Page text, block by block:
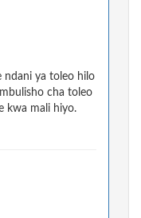
ndani ya toleo hilo
cha toleo
kwa mali hiyo.